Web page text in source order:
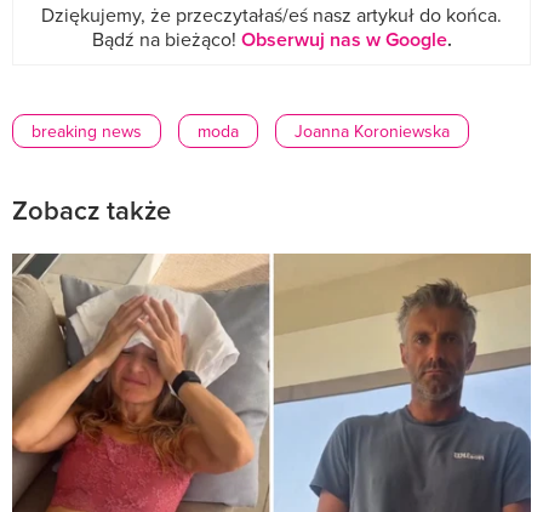
Dziękujemy, że przeczytałaś/eś nasz artykuł do końca.
Bądź na bieżąco! Obserwuj nas w Google.
breaking news moda Joanna Koroniewska
Zobacz także